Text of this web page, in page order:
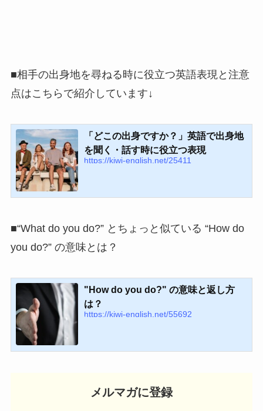
■相手の出身地を尋ねる時に役立つ英語表現と注意
点はこちらで紹介しています↓
「どこの出身ですか？」英語で出身地
を聞く・話す時に役立つ表現
https://kiwi-english.net/25411
■“What do you do?” とちょっと似ている “How do
you do?” の意味とは？
"How do you do?" の意味と返し方
は？
https://kiwi-english.net/55692
メルマガに登録